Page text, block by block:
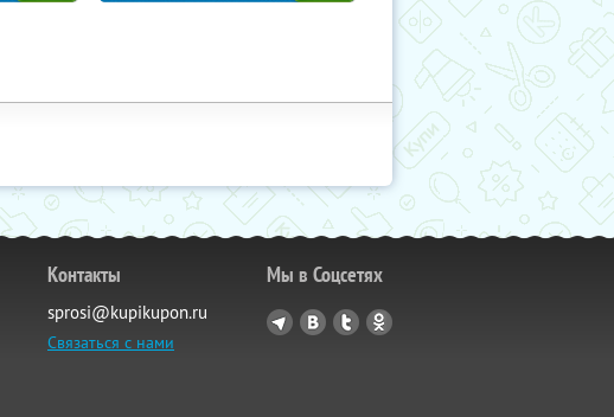
Контакты
sprosi@kupikupon.ru
Связаться с нами
Мы в Соцсетях